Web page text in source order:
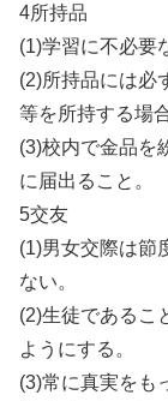
4所持品
(1)学習に不必要
(2)所持品には必
等を所持する場
(3)校内で金品を
に届出ること。
5交友
(1)男女交際は節
ない。
(2)生徒であるこ
ようにする。
(3)常に真実をも